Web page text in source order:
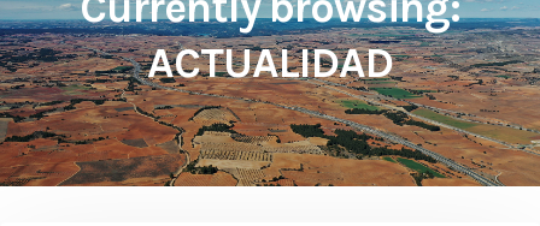
ACTUALIDAD